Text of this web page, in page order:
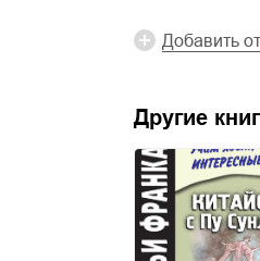
Добавить
Другие